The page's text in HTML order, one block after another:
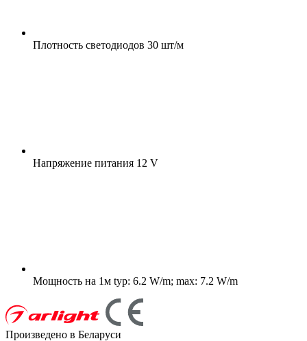
Плотность светодиодов 30 шт/м
Напряжение питания 12 V
Мощность на 1м typ: 6.2 W/m; max: 7.2 W/m
Произведено в Беларуси